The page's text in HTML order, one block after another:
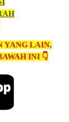
YANG LAIN,
INI 👇